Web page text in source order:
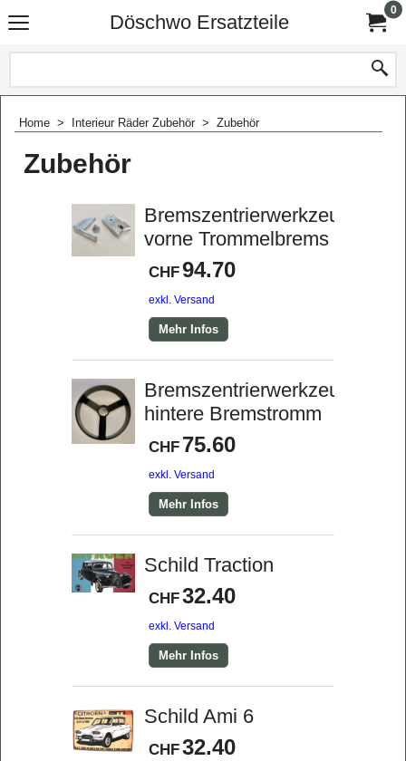
Döschwo Ersatzteile
0
Home > Interieur Räder Zubehör > Zubehör
Zubehör
Bremszentrierwerkzeug
vorne Trommelbrems
CHF94.70
exkl. Versand
Mehr Infos
Bremszentrierwerkzeug
hintere Bremstromm
CHF 75.60
exkl. Versand
Mehr Infos
Schild Traction
CHF32.40
exkl. Versand
Mehr Infos
Schild Ami 6
CHF32.40